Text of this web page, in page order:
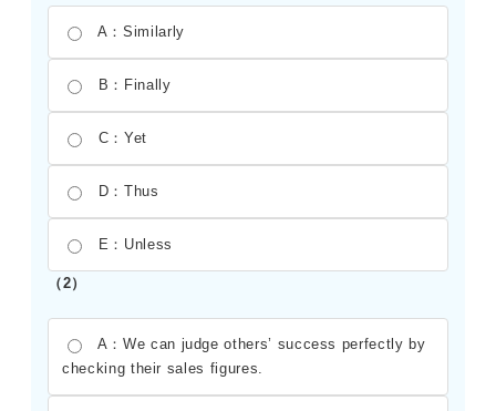
A：Similarly
B：Finally
C：Yet
D：Thus
E：Unless
（2）
A：We can judge others’ success perfectly by
checking their sales figures.